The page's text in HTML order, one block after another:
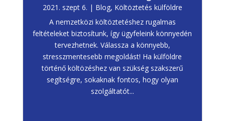
2021. szept 6. | Blog, Költöztetés külföldre
A nemzetközi költöztetéshez rugalmas
feltételeket biztosítunk, így ügyfeleink könnyedén
tervezhetnek. Válassza a könnyebb,
stresszmentesebb megoldást! Ha külföldre
történő költözéshez van szükség szakszerű
segítségre, sokaknak fontos, hogy olyan
szolgáltatót...